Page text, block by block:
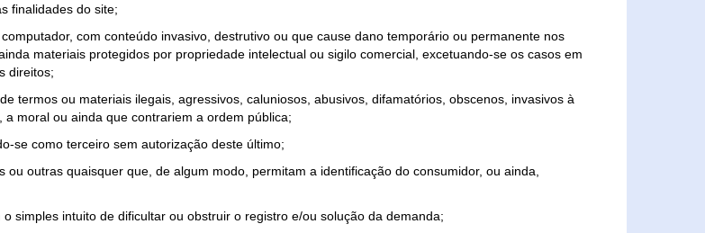
finalidades do site;
com conteúdo invasivo, destrutivo ou que cause dano temporário ou permanente nos
materiais protegidos por propriedade intelectual ou sigilo comercial, excetuando-se os casos em
direitos;
termos ou materiais ilegais, agressivos, caluniosos, abusivos, difamatórios, obscenos, invasivos à
moral ou ainda que contrariem a ordem pública;
se como terceiro sem autorização deste último;
outras quaisquer que, de algum modo, permitam a identificação do consumidor, ou ainda,
simples intuito de dificultar ou obstruir o registro e/ou solução da demanda;